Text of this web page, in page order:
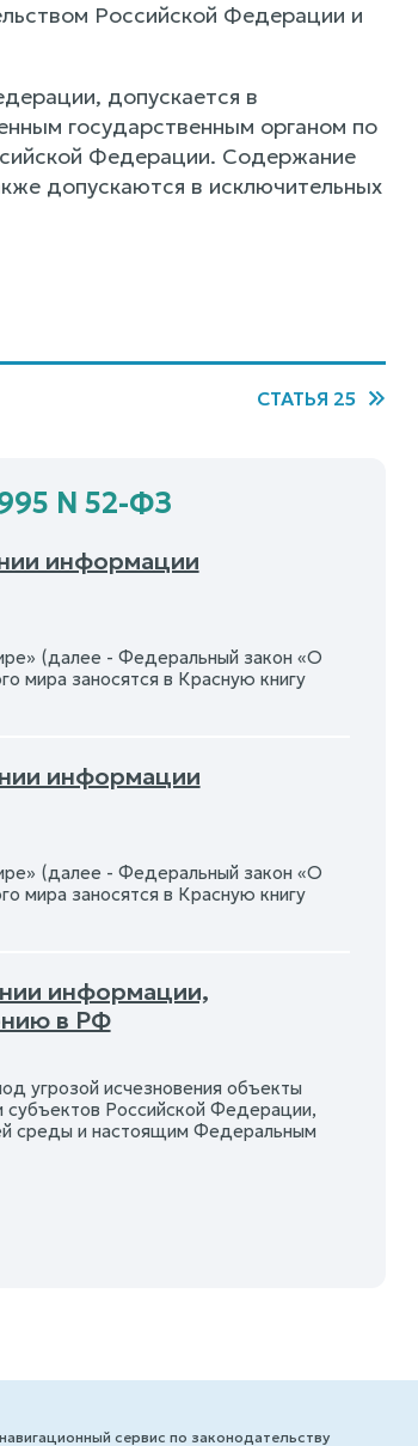
Российской Федерации и
допускается в
государственным органом по
Федерации. Содержание
допускаются в исключительных
СТАТЬЯ 25
N 52-ФЗ
информации
(далее - Федеральный закон «О
мира заносятся в Красную книгу
информации
(далее - Федеральный закон «О
мира заносятся в Красную книгу
информации,
в РФ
угрозой исчезновения объекты
субъектов Российской Федерации,
среды и настоящим Федеральным
сервис по законодательству